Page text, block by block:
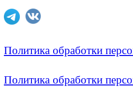
Политика обработки
Политика обработки